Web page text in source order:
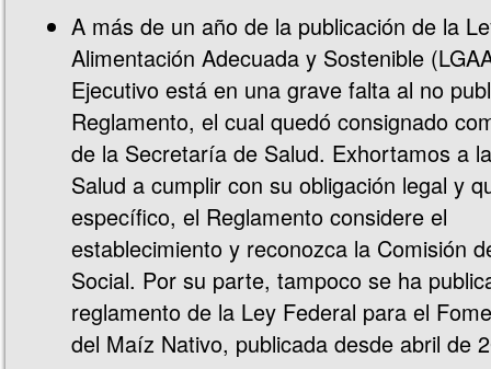
A más de un año de la publicación de la
Alimentación Adecuada y Sostenible
Ejecutivo está en una grave falta al no
Reglamento, el cual quedó consignado
de la Secretaría de Salud. Exhortamos a
Salud a cumplir con su obligación legal y
específico, el Reglamento considere el
establecimiento y reconozca la Comisión
Social. Por su parte, tampoco se ha
reglamento de la Ley Federal para el
del Maíz Nativo, publicada desde abril de